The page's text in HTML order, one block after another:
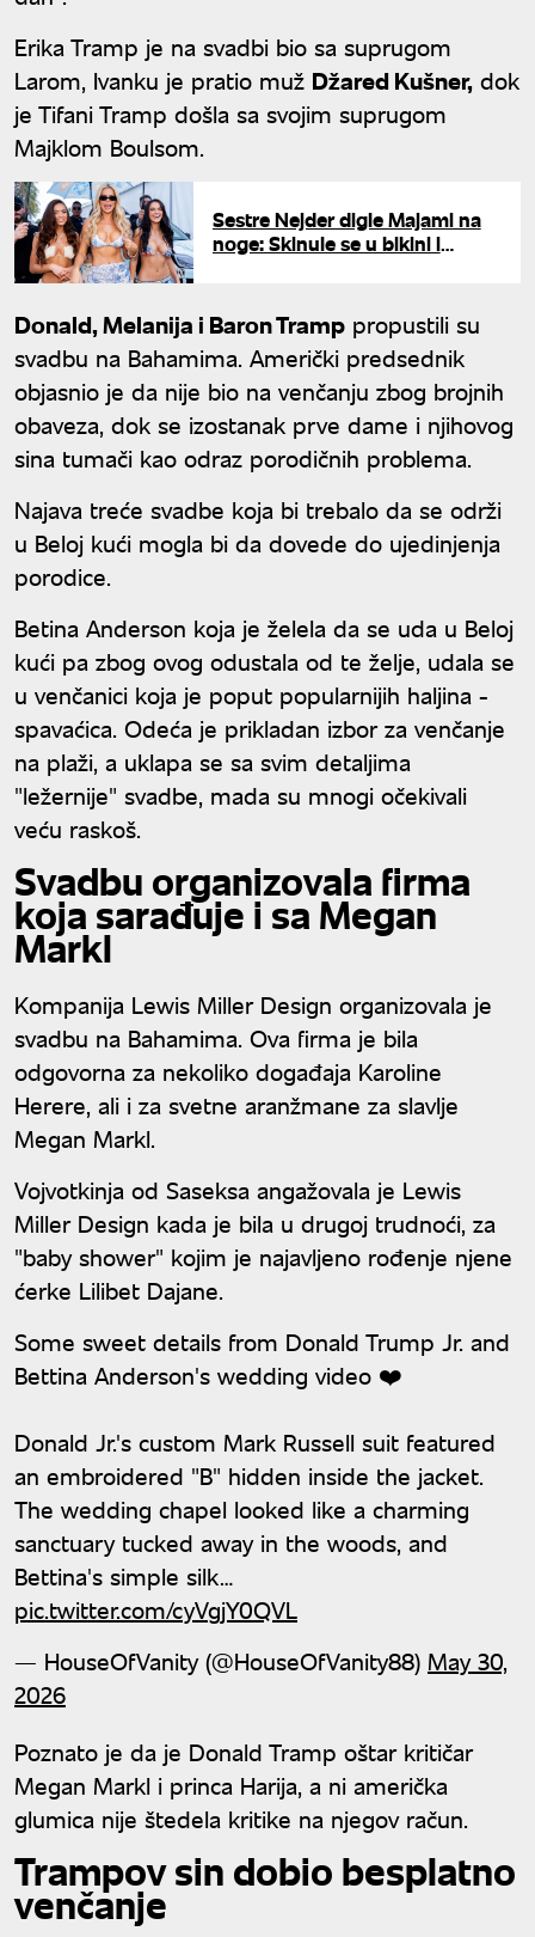
Erika Tramp je na svadbi bio sa suprugom
Larom, Ivanku je pratio muž Džared Kušner, dok
je Tifani Tramp došla sa svojim suprugom
Majklom Boulsom.
Sestre Nejder digle Majami na
noge: Skinule se u bikini i
Donald, Melanija i Baron Tramp propustili su
svadbu na Bahamima. Američki predsednik
objasnio je da nije bio na venčanju zbog brojnih
obaveza, dok se izostanak prve dame i njihovog
sina tumači kao odraz porodičnih problema.
Najava treće svadbe koja bi trebalo da se održi
u Beloj kući mogla bi da dovede do ujedinjenja
porodice.
Betina Anderson koja je želela da se uda u Beloj
kući pa zbog ovog odustala od te želje, udala se
u venčanici koja je poput popularnijih haljina -
spavaćica. Odeća je prikladan izbor za venčanje
na plaži, a uklapa se sa svim detaljima
"ležernije" svadbe, mada su mnogi očekivali
veću raskoš.
Svadbu organizovala firma
koja sarađuje i sa Megan
Markl
Kompanija Lewis Miller Design organizovala je
svadbu na Bahamima. Ova firma je bila
odgovorna za nekoliko događaja Karoline
Herere, ali i za svetne aranžmane za slavlje
Megan Markl.
Vojvotkinja od Saseksa angažovala je Lewis
Miller Design kada je bila u drugoj trudnoći, za
"baby shower" kojim je najavljeno rođenje njene
ćerke Lilibet Dajane.
Some sweet details from Donald Trump Jr. and
Bettina Anderson's wedding video ❤️
Donald Jr.'s custom Mark Russell suit featured
an embroidered "B" hidden inside the jacket.
The wedding chapel looked like a charming
sanctuary tucked away in the woods, and
Bettina's simple silk…
pic.twitter.com/cyVgjY0QVL
— HouseOfVanity (@HouseOfVanity88) May 30,
2026
Poznato je da je Donald Tramp oštar kritičar
Megan Markl i princa Harija, a ni američka
glumica nije štedela kritike na njegov račun.
Trampov sin dobio besplatno
venčanje